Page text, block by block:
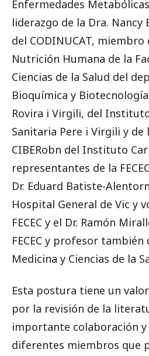
Enfermedades
liderazgo de la Dra.
del CODINUCAT, miembro
Nutrición Humana de la
Ciencias de la Salud del
Bioquímica y
Rovira i Virgili, del
Sanitaria Pere i Virgili y de
CIBERobn del Instituto
representantes de la
Dr. Eduard Batiste-
Hospital General de Vic y
FECEC y el Dr. Ramón
FECEC y profesor también
Medicina y Ciencias de la
Esta postura tiene un
por la revisión de la
importante colaboración
diferentes miembros que